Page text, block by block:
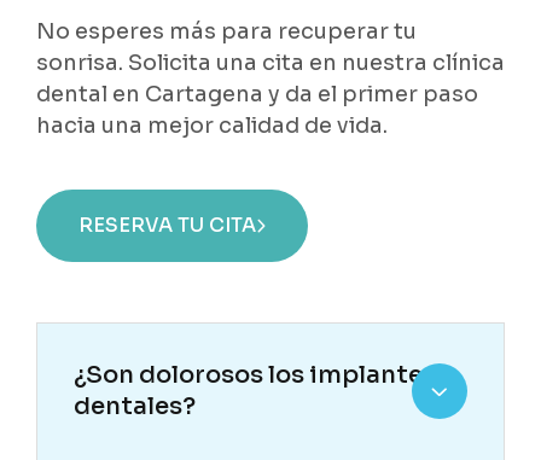
No esperes más para recuperar tu
sonrisa. Solicita una cita en nuestra clínica
dental en Cartagena y da el primer paso
hacia una mejor calidad de vida.
RESERVA TU CITA
¿Son dolorosos los implantes
dentales?